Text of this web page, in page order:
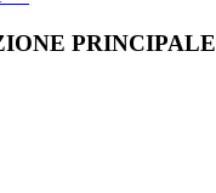
PRINCIPALE